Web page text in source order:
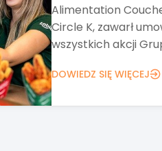
Targi Franczyza od
pomysł na biznes.
na networking,
DOWIEDZ SIĘ WIĘCEJ